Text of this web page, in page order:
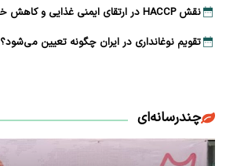
نقش HACCP در ارتقای ایمنی غذایی و کاهش خطرات تولید
تقویم نوغانداری در ایران چگونه تعیین می‌شود؟
چندرسانه‌ای